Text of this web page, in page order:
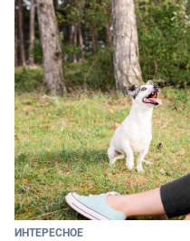
ИНТЕРЕСНОЕ